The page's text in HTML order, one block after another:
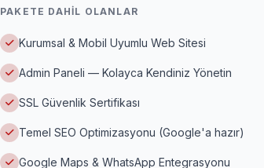
PAKETE DAHIL OLANLAR
Kurumsal & Mobil Uyumlu Web Sitesi
Admin Paneli — Kolayca Kendiniz Yönetin
SSL Güvenlik Sertifikası
Temel SEO Optimizasyonu (Google'a hazır)
Google Maps & WhatsApp Entegrasyonu